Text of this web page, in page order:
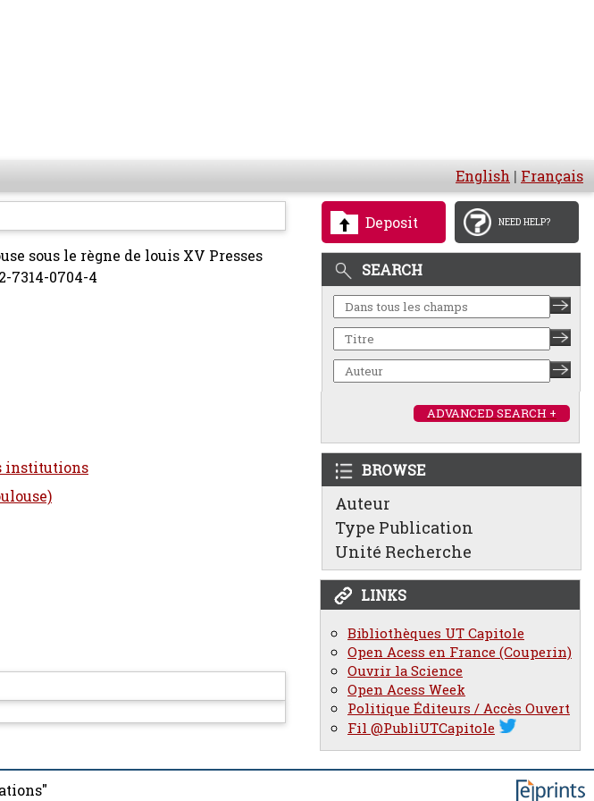
English | Français
Deposit NEED HELP?
SEARCH
ADVANCED SEARCH +
BROWSE
Auteur
Type Publication
Unité Recherche
LINKS
Bibliothèques UT Capitole
Open Acess en France (Couperin)
Ouvrir la Science
Open Acess Week
Politique Éditeurs / Accès Ouvert
Fil @PubliUTCapitole
sous le règne de louis XV Presses
7314-0704-4
institutions